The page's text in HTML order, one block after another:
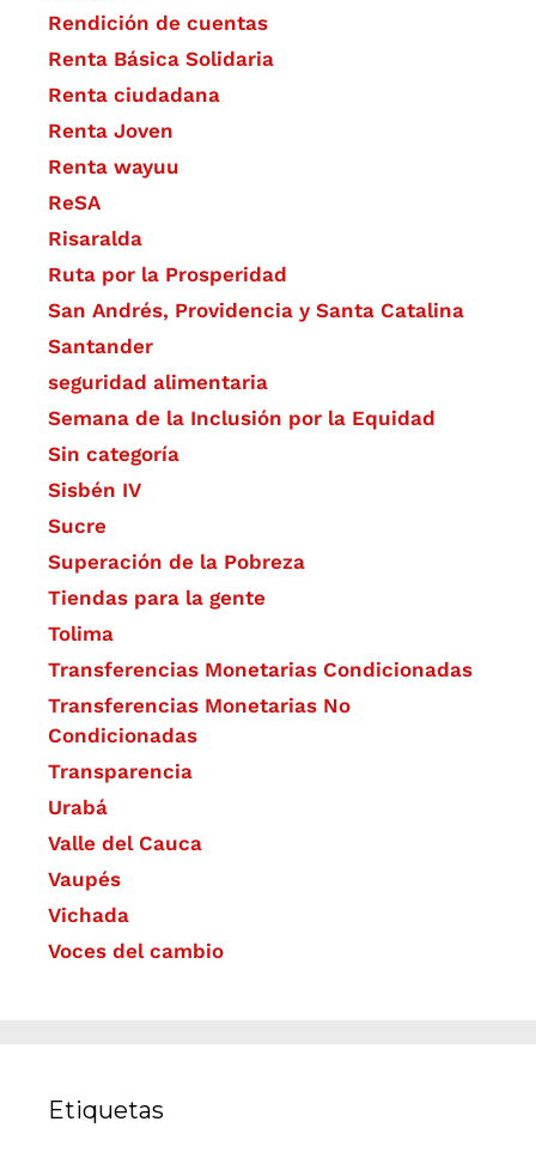
Rendición de cuentas
Renta Básica Solidaria
Renta ciudadana
Renta Joven
Renta wayuu
ReSA
Risaralda
Ruta por la Prosperidad
San Andrés, Providencia y Santa Catalina
Santander
seguridad alimentaria
Semana de la Inclusión por la Equidad
Sin categoría
Sisbén IV
Sucre
Superación de la Pobreza
Tiendas para la gente
Tolima
Transferencias Monetarias Condicionadas
Transferencias Monetarias No
Condicionadas
Transparencia
Urabá
Valle del Cauca
Vaupés
Vichada
Voces del cambio
Etiquetas